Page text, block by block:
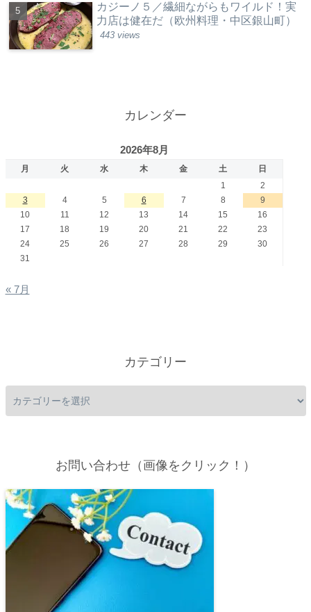
カジーノ５／繊細ながらもワイルド！実
力店は健在だ（欧州料理・中区銀山町）
443 views
カレンダー
2026年8月
月 火 水 木 金 土
日
1
2
3
4 5 6 7 8
9
10
11 12 13 14 15
16
17
18 19 20 21 22
23
24
25 26 27 28 29
30
31
« 7月
カテゴリー
お問い合わせ（画像をクリック！）